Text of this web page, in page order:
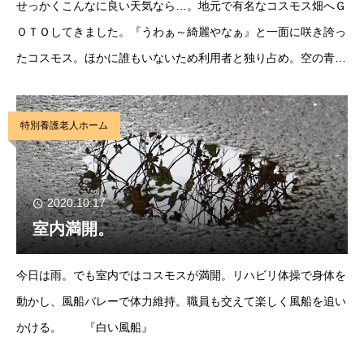
せっかくこんなに良い天気なら…。地元で有名なコスモス畑へＧ
ＯＴＯしてきました。『うわぁ～綺麗やなぁ』と一面に咲き誇っ
たコスモス。ほかに誰もいないため利用者と独り占め。空の青と
した。また行きましょうね。 『心が癒される』
特別養護老人ホーム
2020.10.17
室内満開。
今日は雨。でも室内ではコスモスが満開。リハビリ体操で身体を
動かし、風船バレーで体力維持。職員も交えて楽しく風船を追い
かける。 『白い風船』